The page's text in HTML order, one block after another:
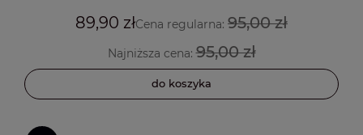
89,90 złCena regularna: 95,00 zł
Najniższa cena:95,00 zł
do koszyka